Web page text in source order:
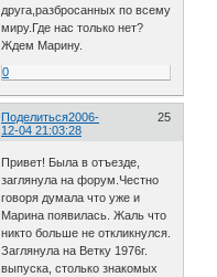
друга,разбросанных по всему
миру.Где нас только нет?
Ждем Марину.
0
Поделиться 25
2006-
12-04 21:03:28
Привет! Была в отъезде,
заглянула на форум.Честно
говоря думала что уже и
Марина появилась. Жаль что
никто больше не откликнулся.
Заглянула на Ветку 1976г.
выпуска, столько знакомых